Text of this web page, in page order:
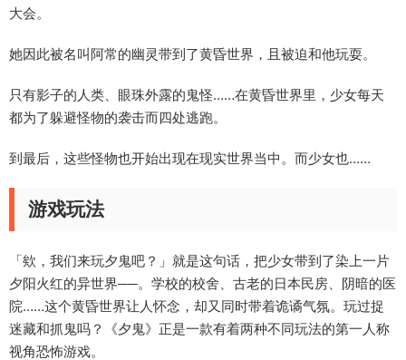
大会。
她因此被名叫阿常的幽灵带到了黄昏世界，且被迫和他玩耍。
只有影子的人类、眼珠外露的鬼怪……在黄昏世界里，少女每天
都为了躲避怪物的袭击而四处逃跑。
到最后，这些怪物也开始出现在现实世界当中。而少女也……
游戏玩法
「欸，我们来玩夕鬼吧？」就是这句话，把少女带到了染上一片
夕阳火红的异世界──。学校的校舍、古老的日本民房、阴暗的医
院……这个黄昏世界让人怀念，却又同时带着诡谲气氛。玩过捉
迷藏和抓鬼吗？《夕鬼》正是一款有着两种不同玩法的第一人称
视角恐怖游戏。